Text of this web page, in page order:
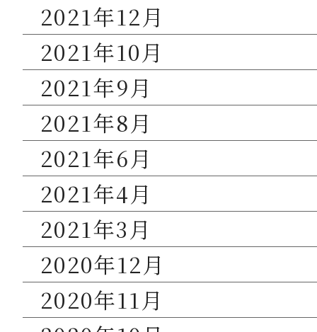
2021年12月
2021年10月
2021年9月
2021年8月
2021年6月
2021年4月
2021年3月
2020年12月
2020年11月